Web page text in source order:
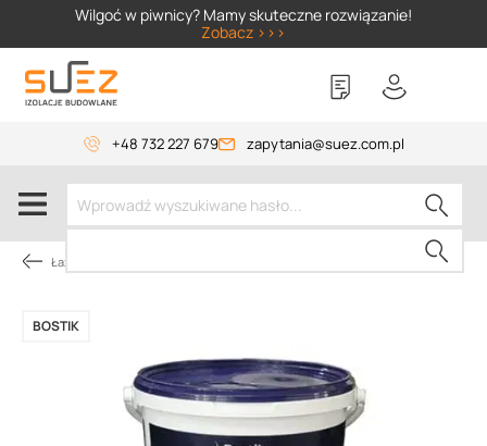
Wilgoć w piwnicy? Mamy skuteczne rozwiązanie!
Zobacz >>>
+48 732 227 679 zapytania@suez.com.pl
Łazienka
BOSTIK